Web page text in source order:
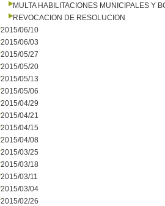
MULTA HABILITACIONES MUNICIPALES Y
REVOCACION DE RESOLUCION
2015/06/10
2015/06/03
2015/05/27
2015/05/20
2015/05/13
2015/05/06
2015/04/29
2015/04/21
2015/04/15
2015/04/08
2015/03/25
2015/03/18
2015/03/11
2015/03/04
2015/02/26